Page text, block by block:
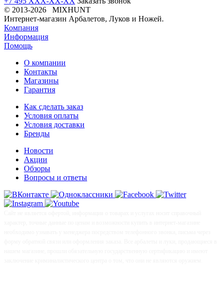
© 2013-2026 MIXHUNT
Интернет-магазин Арбалетов, Луков и Ножей.
Компания
Информация
Помощь
О компании
Контакты
Магазины
Гарантия
Как сделать заказ
Условия оплаты
Условия доставки
Бренды
Новости
Акции
Обзоры
Вопросы и ответы